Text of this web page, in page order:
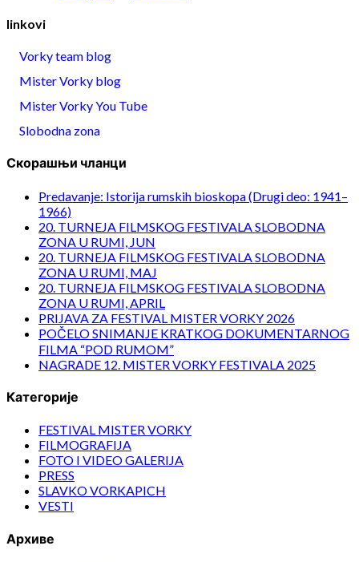
linkovi
Vorky team blog
Mister Vorky blog
Mister Vorky You Tube
Slobodna zona
Скорашњи чланци
Predavanje: Istorija rumskih bioskopa (Drugi deo: 1941–
1966)
20. TURNEJA FILMSKOG FESTIVALA SLOBODNA
ZONA U RUMI, JUN
20. TURNEJA FILMSKOG FESTIVALA SLOBODNA
ZONA U RUMI, MAJ
20. TURNEJA FILMSKOG FESTIVALA SLOBODNA
ZONA U RUMI, APRIL
PRIJAVA ZA FESTIVAL MISTER VORKY 2026
POČELO SNIMANJE KRATKOG DOKUMENTARNOG
FILMA “POD RUMOM”
NAGRADE 12. MISTER VORKY FESTIVALA 2025
Категорије
FESTIVAL MISTER VORKY
FILMOGRAFIJA
FOTO I VIDEO GALERIJA
PRESS
SLAVKO VORKAPICH
VESTI
Архиве